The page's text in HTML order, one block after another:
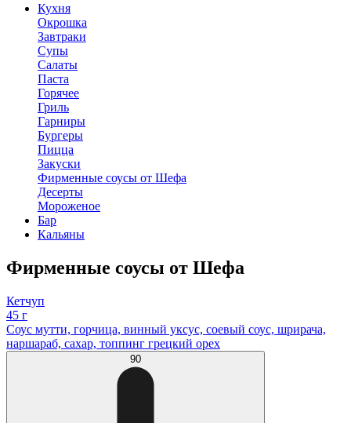
Кухня
Окрошка
Завтраки
Супы
Салаты
Паста
Горячее
Гриль
Гарниры
Бургеры
Пицца
Закуски
Фирменные соусы от Шефа
Десерты
Мороженое
Бар
Кальяны
Фирменные соусы от Шефа
Кетчуп
45 г
Соус мутти, горчица, винный уксус, соевый соус, шрирача,
наршараб, сахар, топпинг грецкий орех
90